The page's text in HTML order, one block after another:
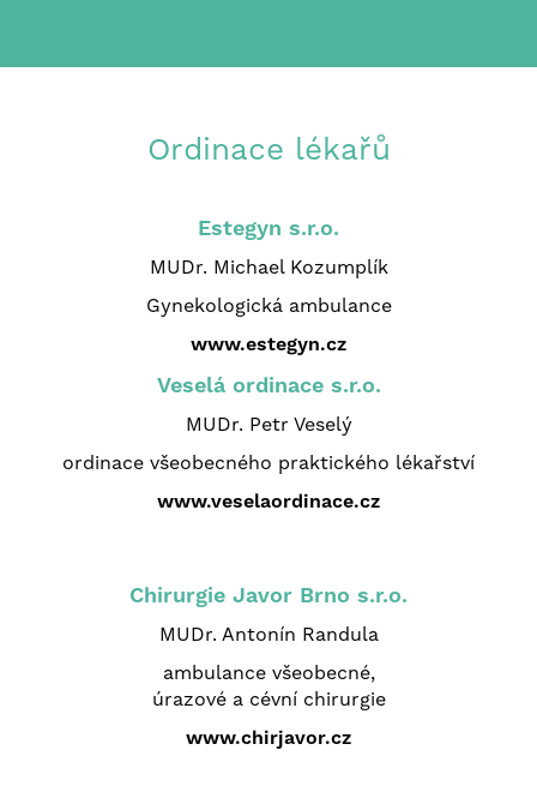
Ordinace lékařů
Estegyn s.r.o.
MUDr. Michael Kozumplík
Gynekologická ambulance
www.estegyn.cz
Veselá ordinace s.r.o.
MUDr. Petr Veselý
ordinace všeobecného praktického lékařství
www.veselaordinace.cz
Chirurgie Javor Brno s.r.o.
MUDr. Antonín Randula
ambulance všeobecné,
úrazové a cévní chirurgie
www.chirjavor.cz